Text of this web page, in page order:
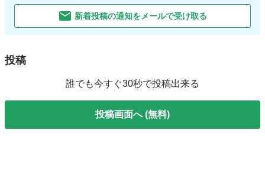
新着投稿の通知をメールで受け取る
投稿
誰でも今すぐ30秒で投稿出来る
投稿画面へ (無料)